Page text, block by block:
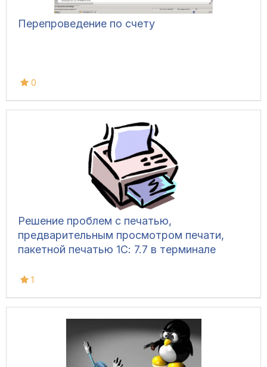
Перепроведение по счету
0
Решение проблем с печатью,
предварительным просмотром печати,
пакетной печатью 1С: 7.7 в терминале
1